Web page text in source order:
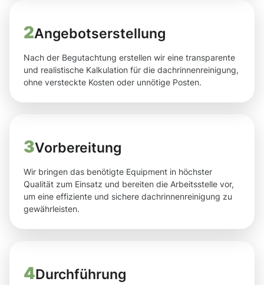
2Angebotserstellung
Nach der Begutachtung erstellen wir eine transparente
und realistische Kalkulation für die dachrinnenreinigung,
ohne versteckte Kosten oder unnötige Posten.
3Vorbereitung
Wir bringen das benötigte Equipment in höchster
Qualität zum Einsatz und bereiten die Arbeitsstelle vor,
um eine effiziente und sichere dachrinnenreinigung zu
gewährleisten.
4Durchführung